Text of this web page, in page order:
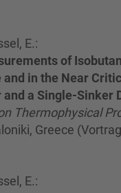
E.:
of
in the Near
a Single-Sinker
Thermophysical
Greece
E.: